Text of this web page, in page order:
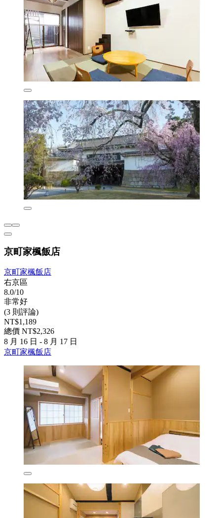
京町家楓飯店
京町家楓飯店
右京區
8.0/10
非常好
(3 則評論)
NT$1,189
總價 NT$2,326
8 月 16 日 - 8 月 17 日
京町家楓飯店